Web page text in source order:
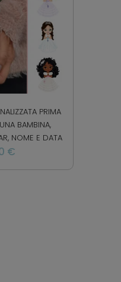
PRIMA
BAMBINA,
NOME E DATA
€